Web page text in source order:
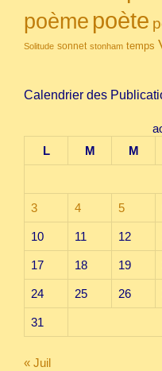
poème poète
Solitude sonnet stonham temps
Calendrier des
L
M M
3 4 5
10 11 12
17 18 19
24 25 26
31
« Juil